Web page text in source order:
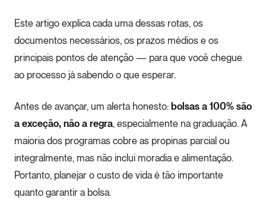
Este artigo explica cada uma dessas rotas, os
documentos necessários, os prazos médios e os
principais pontos de atenção — para que você chegue
ao processo já sabendo o que esperar.
Antes de avançar, um alerta honesto: bolsas a 100% são
a exceção, não a regra , especialmente na graduação. A
maioria dos programas cobre as propinas parcial ou
integralmente, mas não inclui moradia e alimentação.
Portanto, planejar o custo de vida é tão importante
quanto garantir a bolsa.